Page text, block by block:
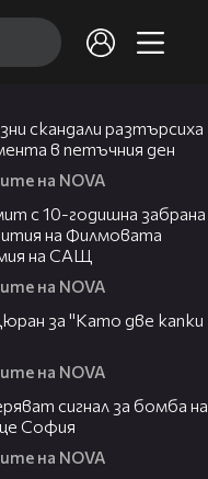
скандали разтърсиха
в петъчния ден
на NOVA
с 10-годишна забрана
на Филмовата
на САЩ
на NOVA
за "Като две капки
на NOVA
сигнал за бомба на
София
на NOVA